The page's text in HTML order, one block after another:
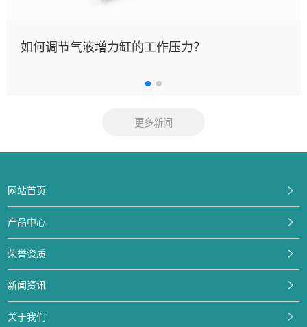
如何调节气液增力缸的工作压力？
更多新闻
网站首页
产品中心
荣誉资质
新闻资讯
关于我们